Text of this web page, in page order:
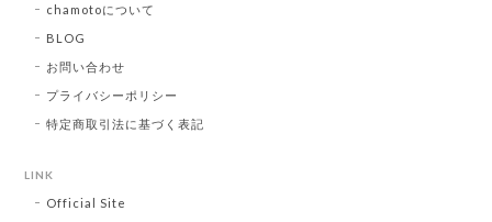
chamotoについて
BLOG
お問い合わせ
プライバシーポリシー
特定商取引法に基づく表記
LINK
Official Site